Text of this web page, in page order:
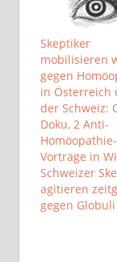
Skeptiker
mobilisieren
gegen
in Österreich
der Schweiz:
Doku, 2 Anti-
Homöopathie-
Vorträge in
Schweizer
agitieren
gegen Globuli